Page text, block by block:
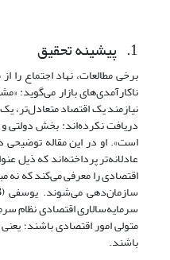
1. پیشینه تحقیق
برخی مطالعات، نهاد اجتماع را
ناکارآمدی‌های بازار می‌گوید:
نیازمند یک اقتصاد
دریافت نکرده‌اند: بخش دولتی و
‌است». او در این مقاله توضیحی
عادلانه‌تر پرداخته‌اند که ذیل
اقتصادی را معرفی می‌کند که نه
سرمایه‌سالاری اقتصادی نظام
متولی امور اقتصادی باشند؛
‌باشند.